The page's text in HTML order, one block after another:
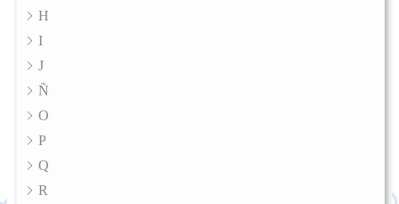
H
I
J
Ñ
O
P
Q
R